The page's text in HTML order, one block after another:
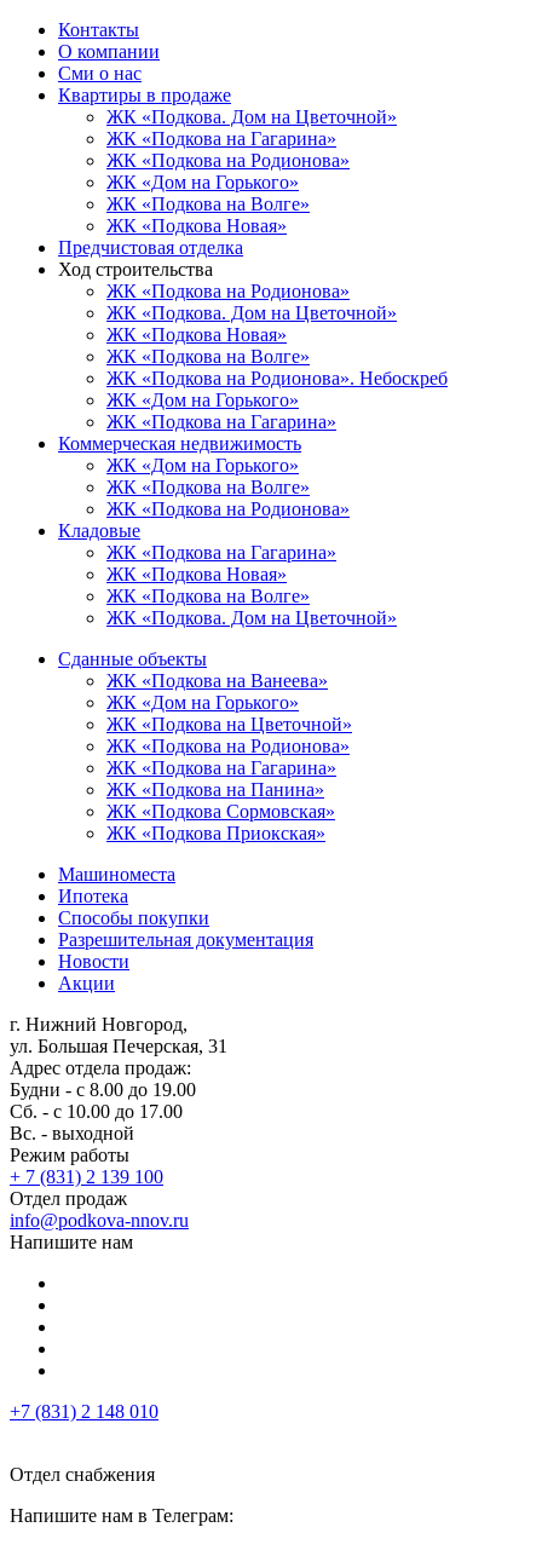
Контакты
О компании
Сми о нас
Квартиры в продаже
ЖК «Подкова. Дом на Цветочной»
ЖК «Подкова на Гагарина»
ЖК «Подкова на Родионова»
ЖК «Дом на Горького»
ЖК «Подкова на Волге»
ЖК «Подкова Новая»
Предчистовая отделка
Ход строительства
ЖК «Подкова на Родионова»
ЖК «Подкова. Дом на Цветочной»
ЖК «Подкова Новая»
ЖК «Подкова на Волге»
ЖК «Подкова на Родионова». Небоскреб
ЖК «Дом на Горького»
ЖК «Подкова на Гагарина»
Коммерческая недвижимость
ЖК «Дом на Горького»
ЖК «Подкова на Волге»
ЖК «Подкова на Родионова»
Кладовые
ЖК «Подкова на Гагарина»
ЖК «Подкова Новая»
ЖК «Подкова на Волге»
ЖК «Подкова. Дом на Цветочной»
Сданные объекты
ЖК «Подкова на Ванеева»
ЖК «Дом на Горького»
ЖК «Подкова на Цветочной»
ЖК «Подкова на Родионова»
ЖК «Подкова на Гагарина»
ЖК «Подкова на Панина»
ЖК «Подкова Сормовская»
ЖК «Подкова Приокская»
Машиноместа
Ипотека
Способы покупки
Разрешительная документация
Новости
Акции
г. Нижний Новгород,
ул. Большая Печерская, 31
Адрес отдела продаж:
Будни - с 8.00 до 19.00
Сб. - с 10.00 до 17.00
Вс. - выходной
Режим работы
+ 7 (831) 2 139 100
Отдел продаж
info@podkova-nnov.ru
Напишите нам
+7 (831) 2 148 010
Отдел снабжения
Напишите нам в Телеграм: